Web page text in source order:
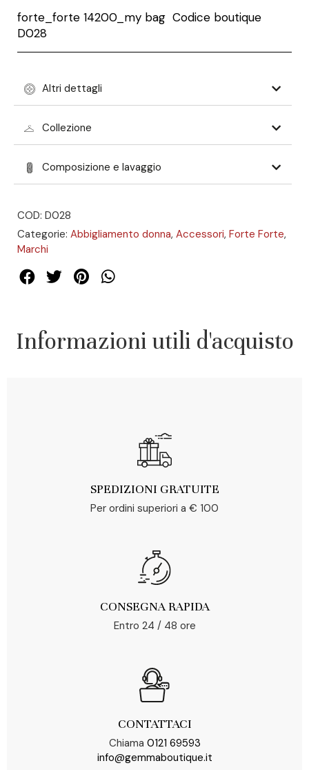
forte_forte 14200_my bag Codice boutique
D028
Altri dettagli
Collezione
Composizione e lavaggio
COD: D028
Categorie: Abbigliamento donna, Accessori, Forte Forte,
Marchi
Informazioni utili d'acquisto
SPEDIZIONI GRATUITE
Per ordini superiori a € 100
CONSEGNA RAPIDA
Entro 24 / 48 ore
CONTATTACI
Chiama 0121 69593
info@gemmaboutique.it